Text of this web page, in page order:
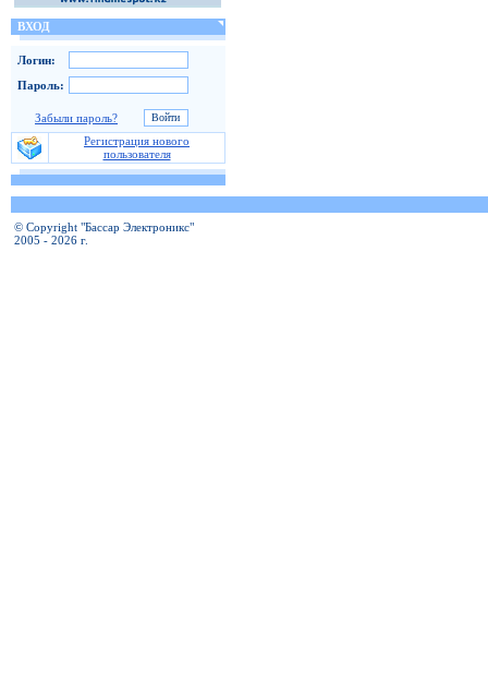
ВХОД
Логин:
Пароль:
Забыли пароль?
Регистрация нового
пользователя
© Copyright "Бассар Электроникс"
2005 - 2026 г.